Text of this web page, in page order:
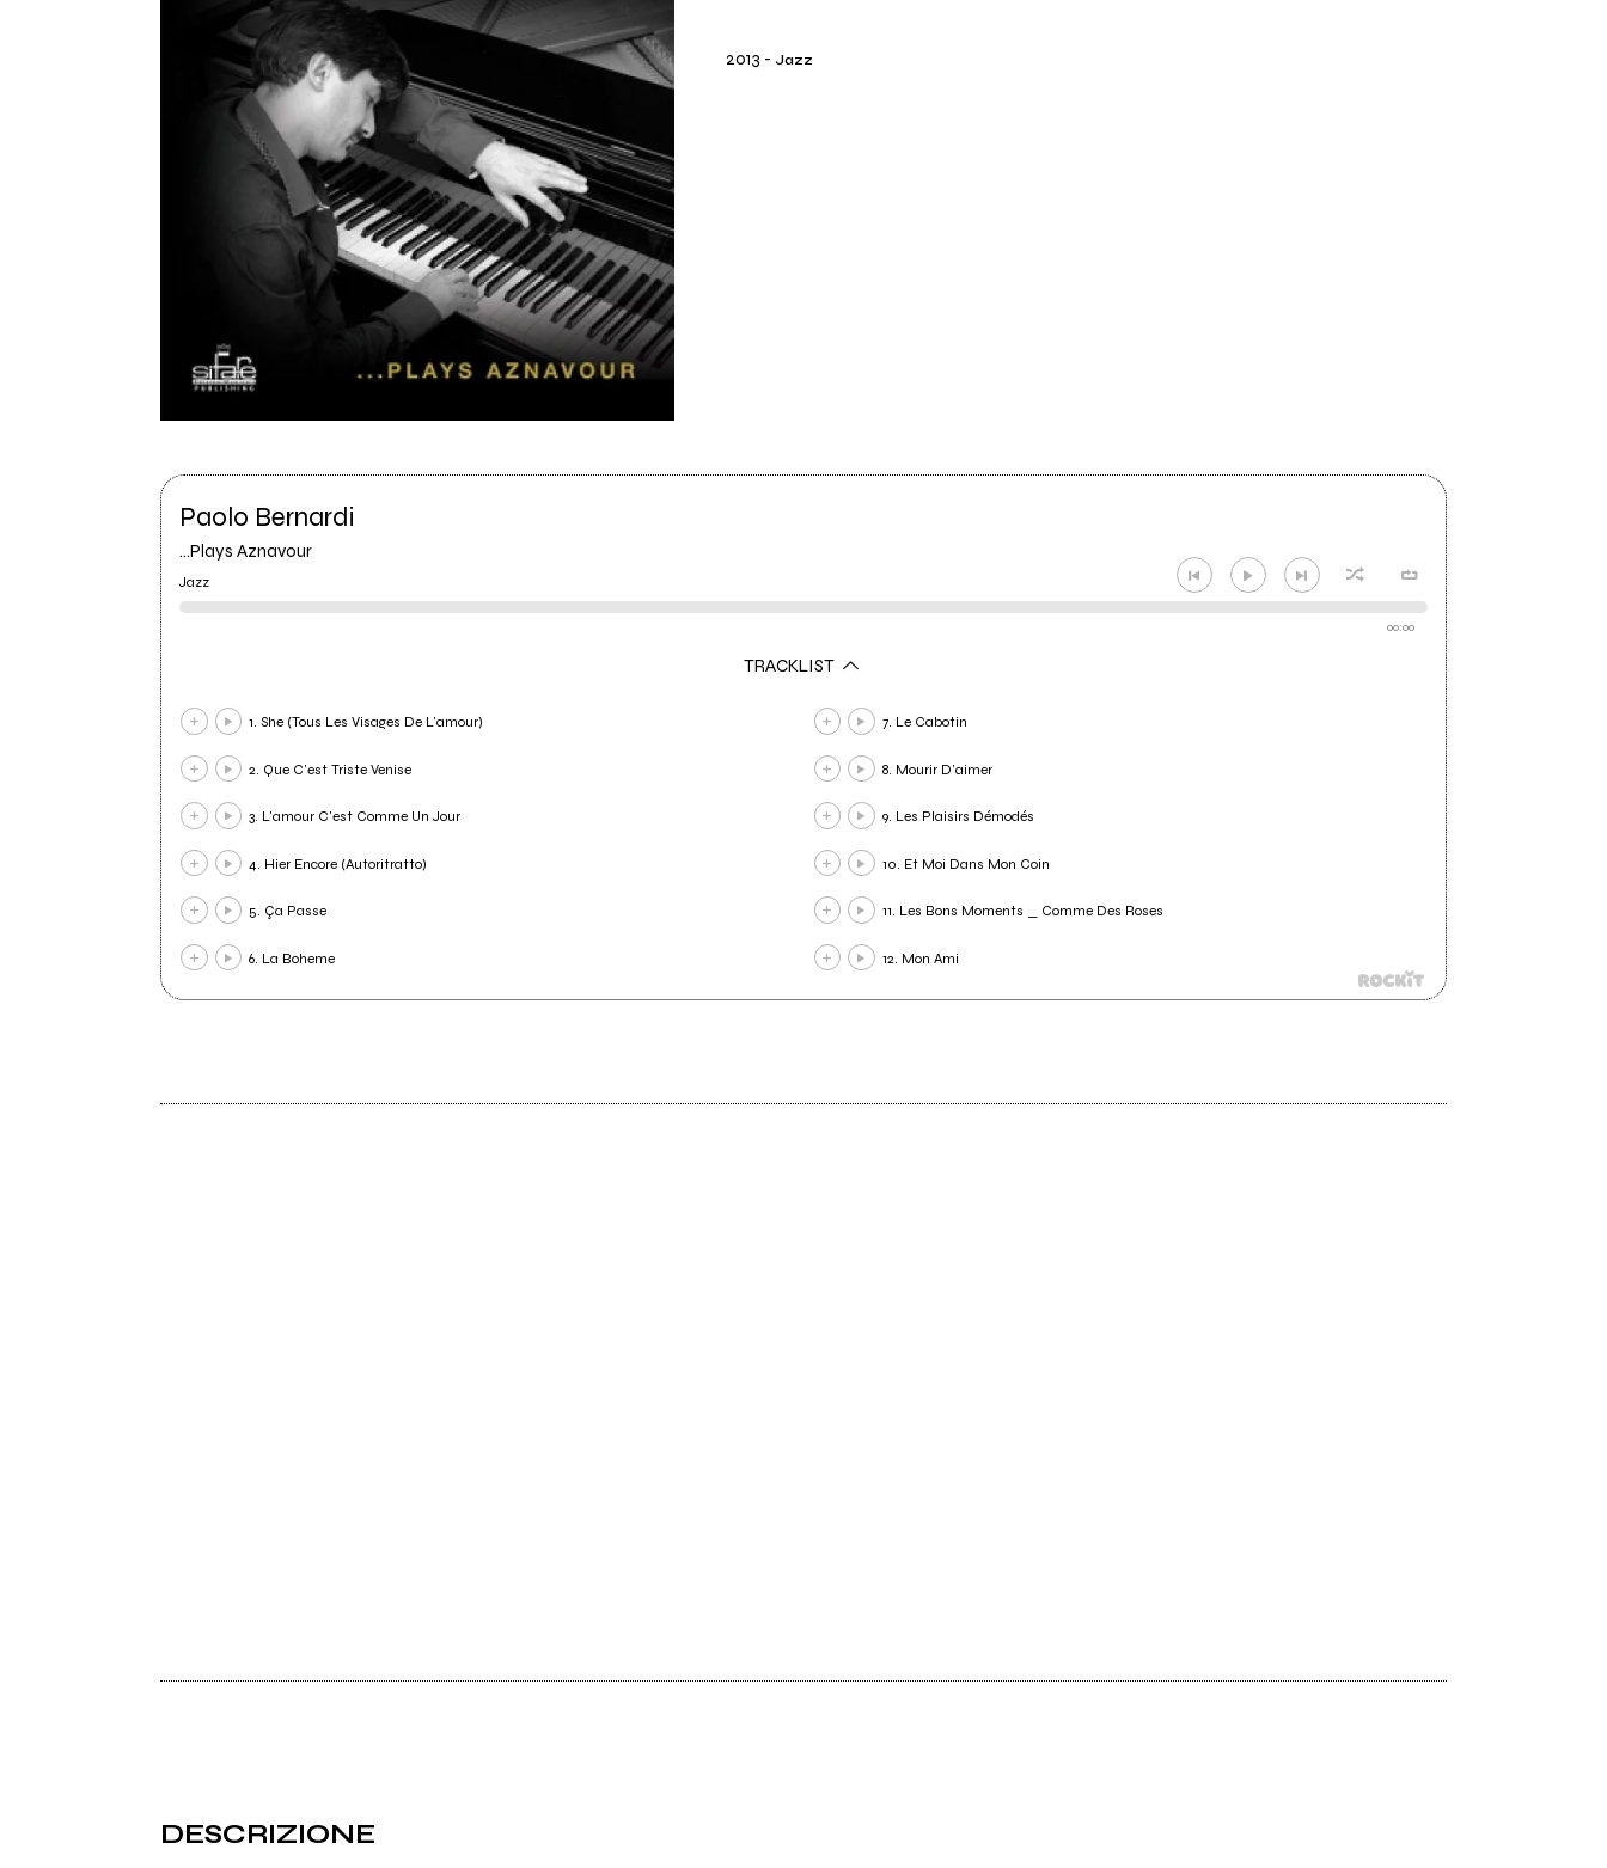
2013 - Jazz
Paolo Bernardi
...Plays Aznavour
Jazz
00:00
TRACKLIST
1. She (Tous Les Visages De L'amour)
2. Que C'est Triste Venise
3. L'amour C'est Comme Un Jour
4. Hier Encore (Autoritratto)
5. Ça Passe
6. La Boheme
7. Le Cabotin
8. Mourir D'aimer
9. Les Plaisirs Démodés
10. Et Moi Dans Mon Coin
11. Les Bons Moments _ Comme Des Roses
12. Mon Ami
DESCRIZIONE